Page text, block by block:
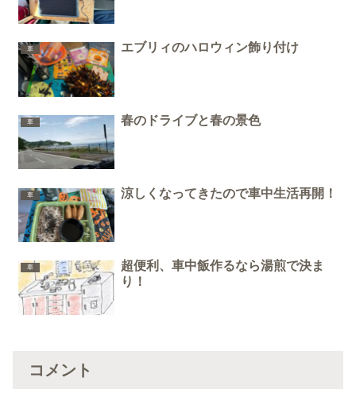
車 エブリィのハロウィン飾り付け
車 春のドライブと春の景色
車 涼しくなってきたので車中生活再開！
車
超便利、車中飯作るなら湯煎で決ま
り！
コメント